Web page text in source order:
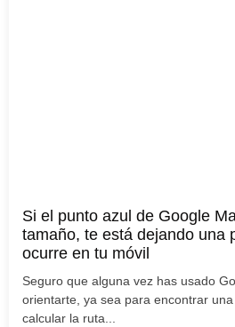
Si el punto azul de Google
tamaño, te está dejando una
ocurre en tu móvil
Seguro que alguna vez has usado
orientarte, ya sea para encontrar
calcular la ruta...